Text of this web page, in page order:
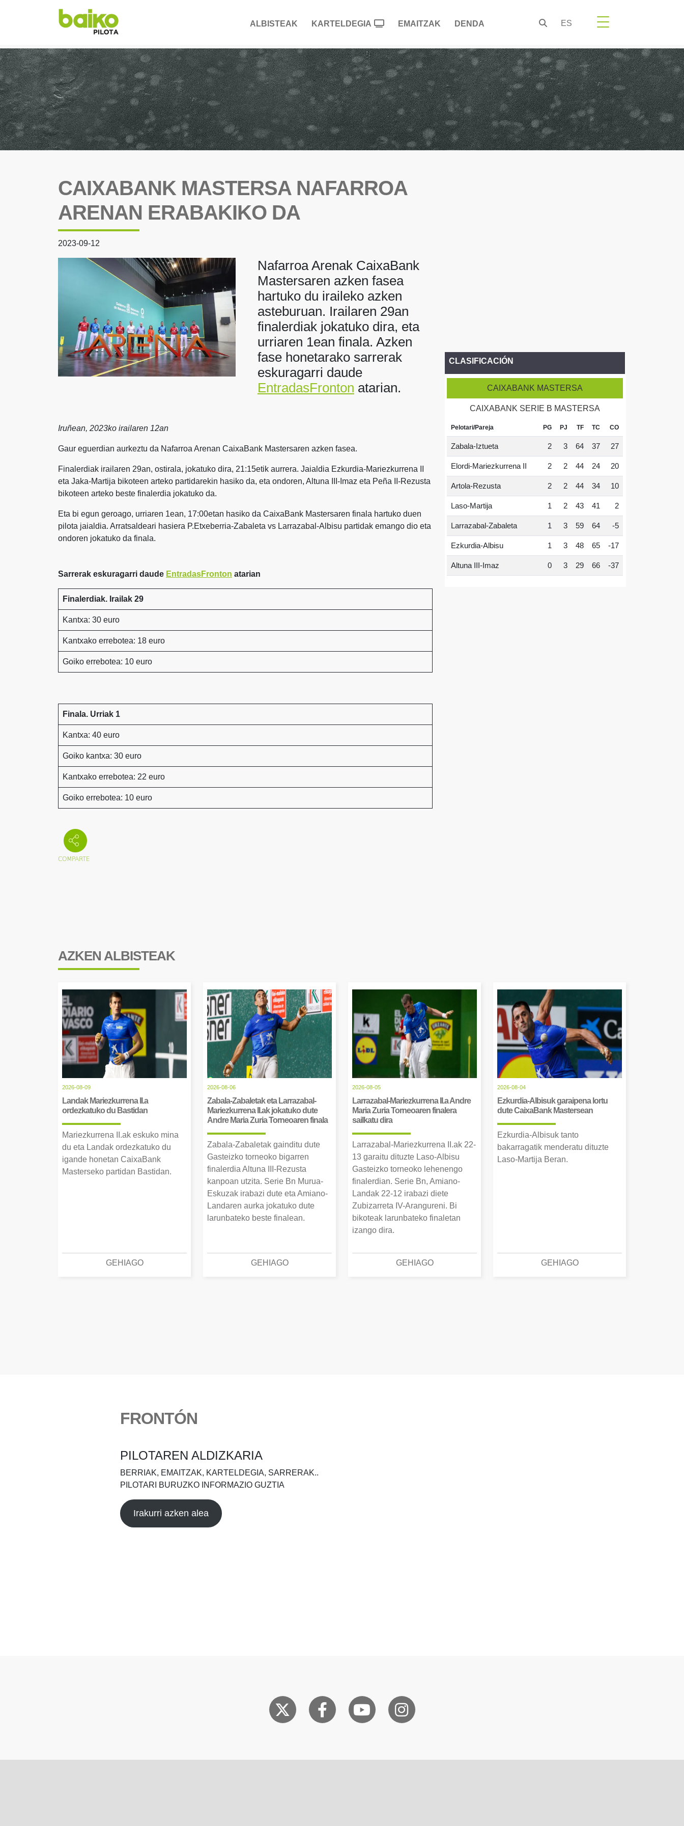
ALBISTEAK KARTELDEGIA EMAITZAK DENDA ES
CAIXABANK MASTERSA NAFARROA
ARENAN ERABAKIKO DA
2023-09-12
Nafarroa Arenak CaixaBank
Mastersaren azken fasea
hartuko du iraileko azken
asteburuan. Irailaren 29an
finalerdiak jokatuko dira, eta
urriaren 1ean finala. Azken
fase honetarako sarrerak
eskuragarri daude
EntradasFronton atarian.
Iruñean, 2023ko irailaren 12an
Gaur eguerdian aurkeztu da Nafarroa Arenan CaixaBank Mastersaren azken fasea.
Finalerdiak irailaren 29an, ostirala, jokatuko dira, 21:15etik aurrera. Jaialdia Ezkurdia-Mariezkurrena II
eta Jaka-Martija bikoteen arteko partidarekin hasiko da, eta ondoren, Altuna III-Imaz eta Peña II-Rezusta
bikoteen arteko beste finalerdia jokatuko da.
Eta bi egun geroago, urriaren 1ean, 17:00etan hasiko da CaixaBank Mastersaren finala hartuko duen
pilota jaialdia. Arratsaldeari hasiera P.Etxeberria-Zabaleta vs Larrazabal-Albisu partidak emango dio eta
ondoren jokatuko da finala.
Sarrerak eskuragarri daude EntradasFronton atarian
Finalerdiak. Irailak 29
Kantxa: 30 euro
Kantxako errebotea: 18 euro
Goiko errebotea: 10 euro
Finala. Urriak 1
Kantxa: 40 euro
Goiko kantxa: 30 euro
Kantxako errebotea: 22 euro
Goiko errebotea: 10 euro
CLASIFICACIÓN
CAIXABANK MASTERSA
CAIXABANK SERIE B MASTERSA
Pelotari/Pareja PG PJ TF TC CO
Zabala-Iztueta 2 3 64 37 27
Elordi-Mariezkurrena II 2 2 44 24 20
Artola-Rezusta 2 2 44 34 10
Laso-Martija 1 2 43 41 2
Larrazabal-Zabaleta 1 3 59 64 -5
Ezkurdia-Albisu 1 3 48 65 -17
Altuna III-Imaz 0 3 29 66 -37
AZKEN ALBISTEAK
2026-08-09
Landak Mariezkurrena II.a
ordezkatuko du Bastidan
Mariezkurrena II.ak eskuko mina
du eta Landak ordezkatuko du
igande honetan CaixaBank
Masterseko partidan Bastidan.
GEHIAGO
2026-08-06
Zabala-Zabaletak eta Larrazabal-
Mariezkurrena II.ak jokatuko dute
Andre Maria Zuria Torneoaren finala
Zabala-Zabaletak gainditu dute
Gasteizko torneoko bigarren
finalerdia Altuna III-Rezusta
kanpoan utzita. Serie Bn Murua-
Eskuzak irabazi dute eta Amiano-
Landaren aurka jokatuko dute
larunbateko beste finalean.
GEHIAGO
2026-08-05
Larrazabal-Mariezkurrena II.a Andre
Maria Zuria Torneoaren finalera
sailkatu dira
Larrazabal-Mariezkurrena II.ak 22-
13 garaitu dituzte Laso-Albisu
Gasteizko torneoko lehenengo
finalerdian. Serie Bn, Amiano-
Landak 22-12 irabazi diete
Zubizarreta IV-Arangureni. Bi
bikoteak larunbateko finaletan
izango dira.
GEHIAGO
2026-08-04
Ezkurdia-Albisuk garaipena lortu
dute CaixaBank Mastersean
Ezkurdia-Albisuk tanto
bakarragatik menderatu dituzte
Laso-Martija Beran.
GEHIAGO
FRONTÓN
PILOTAREN ALDIZKARIA
BERRIAK, EMAITZAK, KARTELDEGIA, SARRERAK..
PILOTARI BURUZKO INFORMAZIO GUZTIA
Irakurri azken alea